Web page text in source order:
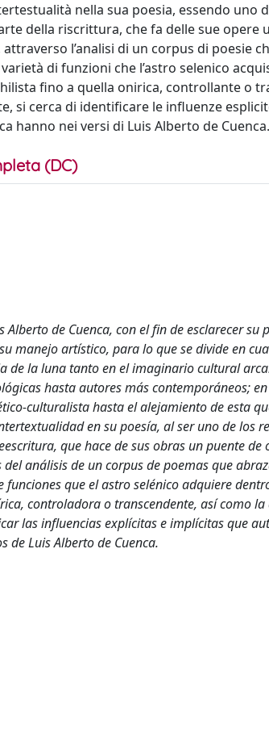
nella sua poesia, essendo uno
della riscrittura, che fa delle sue opere
l’analisi di un corpus di poesie
di funzioni che l’astro selenico
fino a quella onirica, controllante o
si cerca di identificare le influenze
hanno nei versi di Luis Alberto de Cuenca.
(DC)
de Cuenca, con el fin de esclarecer su
manejo artístico, para lo que se divide en
la luna tanto en el imaginario cultural
hasta autores más contemporáneos;
culturalista hasta el alejamiento de esta
en su poesía, al ser uno de los
que hace de sus obras un puente
análisis de un corpus de poemas que
que el astro selénico adquiere
controladora o transcendente, así como
las influencias explícitas e implícitas que
de Luis Alberto de Cuenca.